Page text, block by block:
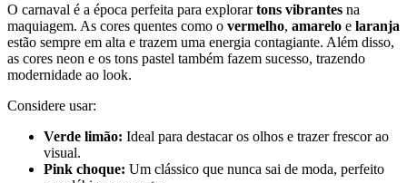
O carnaval é a época perfeita para explorartons vibrantes na
maquiagem. As cores quentes como o vermelho, amarelo e laranja
estão sempre em alta e trazem uma energia contagiante. Além disso,
as cores neon e os tons pastel também fazem sucesso, trazendo
modernidade ao look.
Considere usar:
Verde limão: Ideal para destacar os olhos e trazer frescor ao
visual.
Pink choque: Um clássico que nunca sai de moda, perfeito